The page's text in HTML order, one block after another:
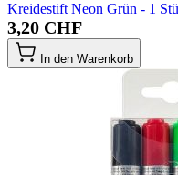
Kreidestift Neon Grün - 1
3,20 CHF
In den Warenkorb